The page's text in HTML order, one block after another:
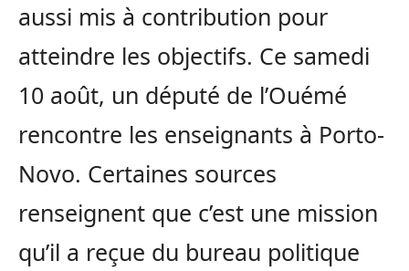
aussi mis à contribution pour
atteindre les objectifs. Ce samedi
10 août, un député de l’Ouémé
rencontre les enseignants à Porto-
Novo. Certaines sources
renseignent que c’est une mission
qu’il a reçue du bureau politique